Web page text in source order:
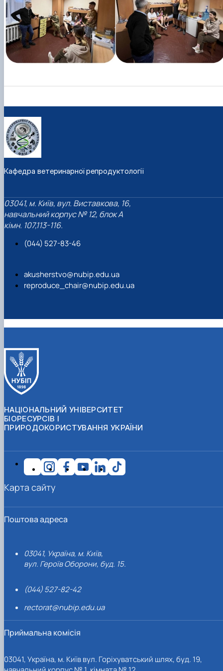
Кафедра ветеринарної репродуктології
03041, м. Київ, вул. Виставкова, 16,
навчальний корпус № 12, блок А
кімн. 107,113-116.
(044) 527-83-46
akusherstvo@nubip.edu.ua
reproduce_chair@nubip.edu.ua
НАЦІОНАЛЬНИЙ УНІВЕРСИТЕТ
БІОРЕСУРСІВ І
ПРИРОДОКОРИСТУВАННЯ УКРАЇНИ
Поштова адреса
03041, Україна, м. Київ,
вул. Героїв Оборони, буд. 15.
(044) 527-82-42
rectorat@nubip.edu.ua
Приймальна комісія
03041, Україна, м. Київ вул. Горіхуватський шлях, буд. 19,
Карта сайту